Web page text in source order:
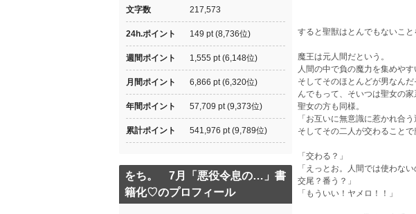
すると聖獣はとんでもないこと
魔王は元人間だという。
人間の中で負の魔力を集めや
そしてそのほとんどが男なんだ
んでもって、そいつは聖女の
聖女の方も同様。
「お互いに無意識に惹かれ合
そしてその二人が交わること
「交わる？」
「えっとお。人間では使わない
交尾？番う？」
「もういい！ヤメロ！！」
文字数 217,573
24h.ポイント 149 pt (8,736位)
週間ポイント 1,555 pt (6,148位)
月間ポイント 6,866 pt (6,320位)
年間ポイント 57,709 pt (9,373位)
累計ポイント 541,976 pt (9,789位)
をち。 7月「悪役令息の…」書
籍化♡のプロフィール